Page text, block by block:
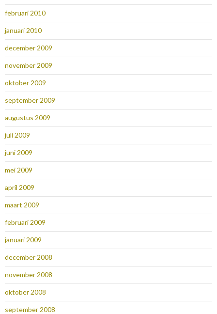
februari 2010
januari 2010
december 2009
november 2009
oktober 2009
september 2009
augustus 2009
juli 2009
juni 2009
mei 2009
april 2009
maart 2009
februari 2009
januari 2009
december 2008
november 2008
oktober 2008
september 2008